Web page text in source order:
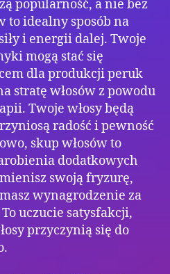
popularność, a nie bez
to idealny sposób na
i energii dalej. Twoje
mogą stać się
dla produkcji peruk
stratę włosów z powodu
Twoje włosy będą
radość i pewność
skup włosów to
dodatkowych
swoją fryzurę,
wynagrodzenie za
uczucie satysfakcji,
przyczynią się do